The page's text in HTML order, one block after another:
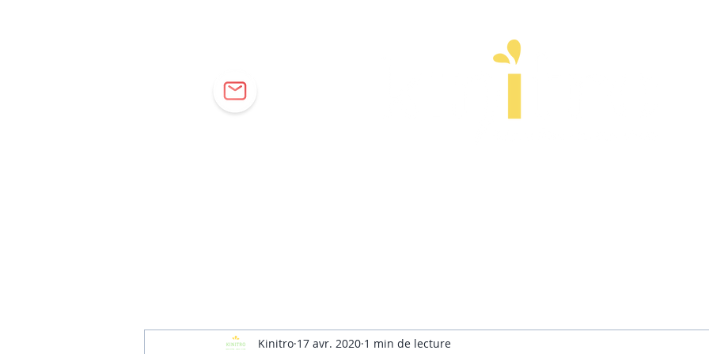
Kinitro 17 avr. 2020 1 min de lecture